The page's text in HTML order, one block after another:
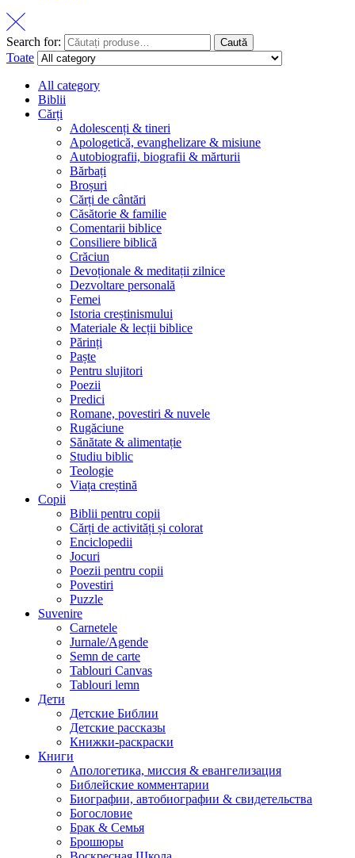
Search for: Caută
Toate
All category
Biblii
Cărți
Adolescenți & tineri
Apologetică, evanghelizare & misiune
Autobiografii, biografii & mărturii
Bărbați
Broșuri
Cărți de cântări
Căsătorie & familie
Comentarii biblice
Consiliere biblică
Crăciun
Devoționale & meditații zilnice
Dezvoltare personală
Femei
Istoria creștinismului
Materiale & lecții biblice
Părinți
Paște
Pentru slujitori
Poezii
Predici
Romane, povestiri & nuvele
Rugăciune
Sănătate & alimentație
Studiu biblic
Teologie
Viața creștină
Copii
Biblii pentru copii
Cărți de activități și colorat
Enciclopedii
Jocuri
Poezii pentru copii
Povestiri
Puzzle
Suvenire
Carnetele
Jurnale/Agende
Semn de carte
Tablouri Canvas
Tablouri lemn
Дети
Детские Библии
Детские рассказы
Книжки-раскраски
Книги
Апологетика, миссия & евангелизация
Библейские комментарии
Биографии, автобиографии & свидетельства
Богословие
Брак & Семья
Брошюры